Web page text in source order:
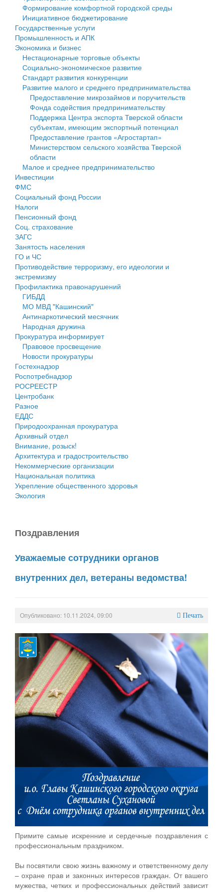
Государственные услуги
Промышленность и АПК
Экономика и бизнес
Символика
Устав
Гостям округа
Туризм
Культура
Образование
Здравоохранение
Социальная защита
Фотоальбом
муниципального округа Тверской области
Администрация Кашинского муниципального округа
Тверской области
Управление сельскими территориями
Открытые данные
Работа с обращениями граждан
Муниципальный контроль
Муниципальные услуги
Проекты административных регламентов
Антимонопольный комплаенс
Противодействие коррупции
Финансовое управление
Бюджет для граждан
Имущество
Выявление правообладателей ранее учтенных
объектов недвижимости
Имущественная поддержка субъектов малого и
среднего предпринимательства
Информационная поддержка субъектов малого и
среднего предпринимательства
Муниципальные программы
Контрольно-счетная палата
Персональные данные
Оценка регулирующего воздействия
Деятельность МУ
Нормативы градостроительного проектирования
Правила землепользования и застройки
Генеральные планы
Проекты планировки территории
Собрание депутатов
Городское поселение
Сельские поселения
Формирование комфортной городской среды
Инициативное бюджетирование
Государственные услуги
Промышленность и АПК
Экономика и бизнес
Нестационарные торговые объекты
Социально-экономическое развитие
Стандарт развития конкуренции
Развитие малого и среднего предпринимательства
Предоставление микрозаймов и поручительств
Фонда содействия предпринимательству
Поддержка Центра экспорта Тверской области
субъектам, имеющим экспортный потенциал
Предоставление грантов «Агростартап»
Министерством сельского хозяйства Тверской
области
Малое и среднее предпринимательство
Инвестиции
ФМС
Социальный фонд России
Налоги
Пенсионный фонд
Соц. страхование
ЗАГС
Занятость населения
ГО и ЧС
Противодействие терроризму, его идеологии и
экстремизму
Профилактика правонарушений
ГИБДД
МО МВД "Кашинский"
Антинаркотический месячник
Народная дружина
Прокуратура информирует
Правовое просвещение
Новости прокуратуры
Гостехнадзор
Роспотребнадзор
РОСРЕЕСТР
Центробанк
Разное
ЕДДС
Природоохранная прокуратура
Архивный отдел
Внимание, розыск!
Архитектура и градостроительство
Некоммерческие организации
Национальная политика
Укрепление общественного здоровья
Экология
Поздравления
Уважаемые сотрудники органов
внутренних дел, ветераны ведомства!
Опубликовано: 10.11.2024, 09:00 Печать
Примите самые искренние и сердечные поздравления с
профессиональным праздником.
Вы посвятили свою жизнь важному и ответственному делу
– охране прав и законных интересов граждан. От вашего
мужества, четких и профессиональных действий зависит